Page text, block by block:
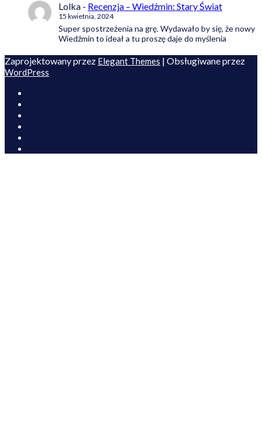
Lolka - Recenzja – Wiedźmin: Stary Świat
15 kwietnia, 2024
Super spostrzeżenia na grę. Wydawało by się, że nowy
Wiedźmin to ideał a tu proszę daje do myślenia
Zaprojektowany przez Elegant Themes | Obsługiwane przez
WordPress